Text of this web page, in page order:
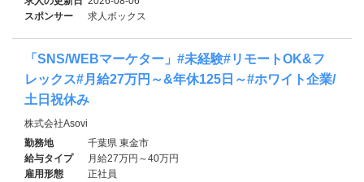
スポンサー
求人ボックス
「SNS/WEBマーケター」#未経験#リモートOK&フ
レックス#月給27万円～&年休125日～#ホワイト企業/
土日祝休み
株式会社Asovi
勤務地
千葉県 東金市
給与タイプ
月給27万円～40万円
雇用形態
正社員